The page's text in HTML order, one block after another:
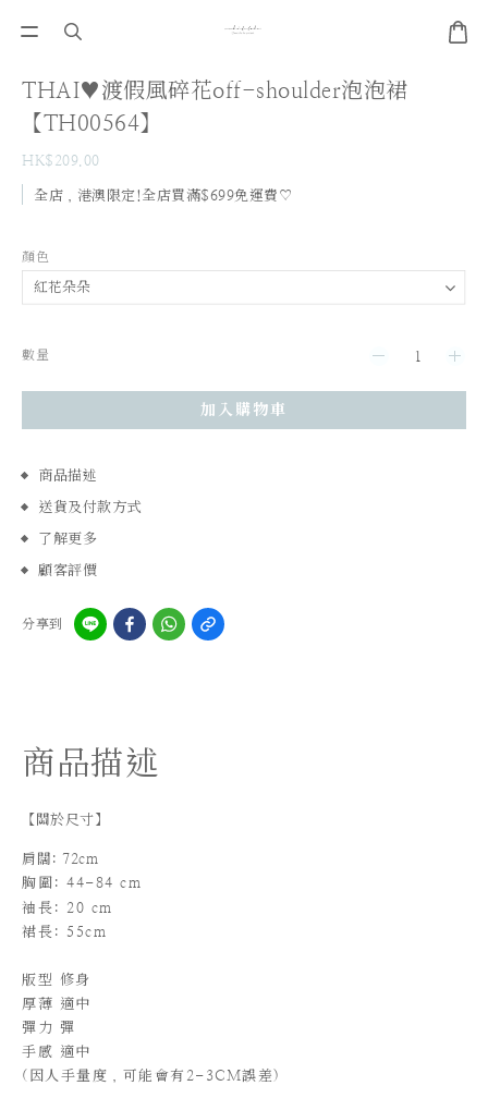
THAI♥渡假風碎花off-shoulder泡泡裙
【TH00564】
HK$209.00
全店，港澳限定!全店買滿$699免運費♡
顏色
數量
加入購物車
商品描述
送貨及付款方式
了解更多
顧客評價
分享到
商品描述
【關於尺寸】
肩闊: 72cm
胸圍: 44-84 cm
袖長 : 20 cm
裙長: 55cm
版型 修身
厚薄 適中
彈力 彈
手感 適中
( 因人手量度，可能會有2-3CM誤差)